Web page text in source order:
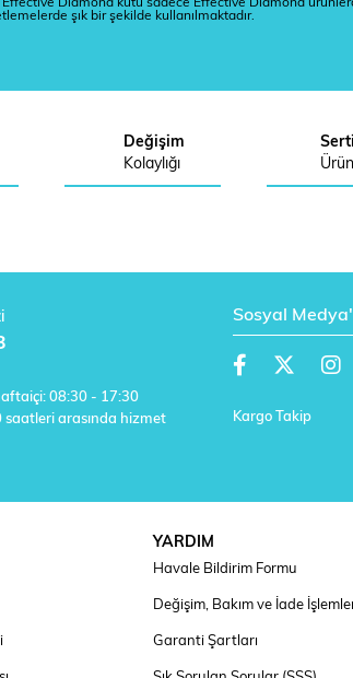
Effective Diamond kutu sadece Effective Diamond
şık bir şekilde kullanılmaktadır.
Değişim
Kolaylığı
08:30 - 17:30
arasında hizmet
Sosyal
Kargo Takip
YARDIM
Havale Bildirim Formu
Değişim, Bakım ve İade
Garanti Şartları